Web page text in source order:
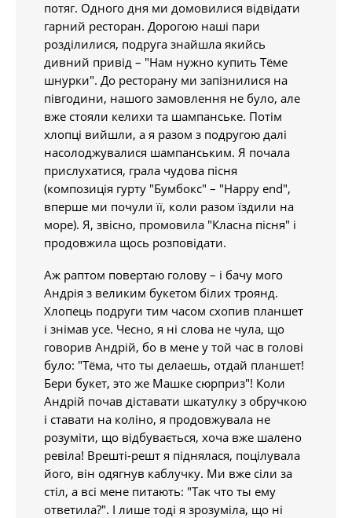
потяг. Одного дня ми домовилися відвідати
гарний ресторан. Дорогою наші пари
розділилися, подруга знайшла якийсь
дивний привід – "Нам нужно купить Тёме
шнурки". До ресторану ми запізнилися на
півгодини, нашого замовлення не було, але
вже стояли келихи та шампанське. Потім
хлопці вийшли, а я разом з подругою далі
насолоджувалися шампанським. Я почала
прислухатися, грала чудова пісня
(композиція гурту "Бумбокс" – "Happy end",
вперше ми почули її, коли разом їздили на
море). Я, звісно, промовила "Класна пісня" і
продовжила щось розповідати.
Аж раптом повертаю голову – і бачу мого
Андрія з великим букетом білих троянд.
Хлопець подруги тим часом схопив планшет
і знімав усе. Чесно, я ні слова не чула, що
говорив Андрій, бо в мене у той час в голові
було: "Тёма, что ты делаешь, отдай планшет!
Бери букет, это же Машке сюрприз"! Коли
Андрій почав діставати шкатулку з обручкою
і ставати на коліно, я продовжувала не
розуміти, що відбувається, хоча вже шалено
ревіла! Врешті-решт я піднялася, поцілувала
його, він одягнув каблучку. Ми вже сіли за
стіл, а всі мене питають: "Так что ты ему
ответила?". І лише тоді я зрозуміла, що ні